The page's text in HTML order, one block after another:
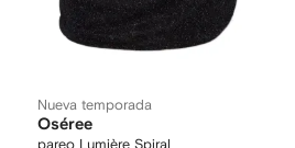
Nueva temporada
Oséree
pareo Lumière Spiral